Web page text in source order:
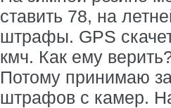
ставить 78, на
штрафы. GPS
кмч. Как ему
Потому принимаю
штрафов с камер.